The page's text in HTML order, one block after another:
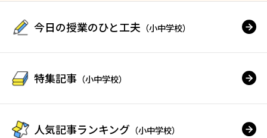
今日の授業のひと工夫 （小中学校）
特集記事 （小中学校）
人気記事ランキング （小中学校）